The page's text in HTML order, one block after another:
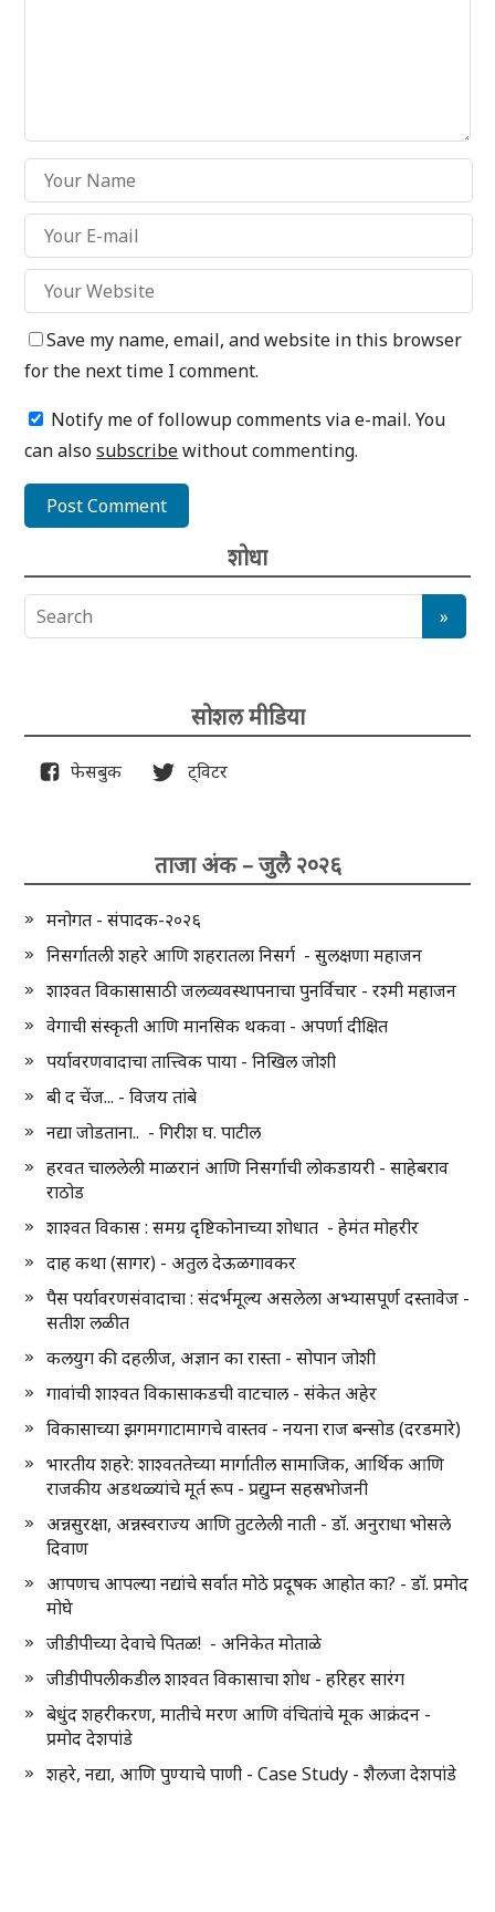
Save my name, email, and website in this browser
for the next time I comment.
Notify me of followup comments via e-mail. You
can alsosubscribewithout commenting.
शोधा
सोशल मीडिया
फेसबुक ट्विटर
ताजा अंक – जुलै २०२६
मनोगत - संपादक-२०२६
निसर्गातली शहरे आणि शहरातला निसर्ग - सुलक्षणा महाजन
शाश्वत विकासासाठी जलव्यवस्थापनाचा पुनर्विचार - रश्मी महाजन
वेगाची संस्कृती आणि मानसिक थकवा - अपर्णा दीक्षित
पर्यावरणवादाचा तात्त्विक पाया - निखिल जोशी
बी द चेंज... - विजय तांबे
नद्या जोडताना.. - गिरीश घ. पाटील
हरवत चाललेली माळरानं आणि निसर्गाची लोकडायरी - साहेबराव
राठोड
शाश्वत विकास : समग्र दृष्टिकोनाच्या शोधात - हेमंत मोहरीर
दाह कथा (सागर) - अतुल देऊळगावकर
पैस पर्यावरणसंवादाचा : संदर्भमूल्य असलेला अभ्यासपूर्ण दस्तावेज -
सतीश लळीत
कलयुग की दहलीज, अज्ञान का रास्ता - सोपान जोशी
गावांची शाश्वत विकासाकडची वाटचाल - संकेत अहेर
विकासाच्या झगमगाटामागचे वास्तव - नयना राज बन्सोड (दरडमारे)
भारतीय शहरे: शाश्वततेच्या मार्गातील सामाजिक, आर्थिक आणि
राजकीय अडथळ्यांचे मूर्त रूप - प्रद्युम्न सहस्रभोजनी
अन्नसुरक्षा, अन्नस्वराज्य आणि तुटलेली नाती - डॉ. अनुराधा भोसले
दिवाण
आपणच आपल्या नद्यांचे सर्वात मोठे प्रदूषक आहोत का? - डॉ. प्रमोद
मोघे
जीडीपीच्या देवाचे पितळ! - अनिकेत मोताळे
जीडीपीपलीकडील शाश्वत विकासाचा शोध - हरिहर सारंग
बेधुंद शहरीकरण, मातीचे मरण आणि वंचितांचे मूक आक्रंदन -
प्रमोद देशपांडे
शहरे, नद्या, आणि पुण्याचे पाणी - Case Study - शैलजा देशपांडे